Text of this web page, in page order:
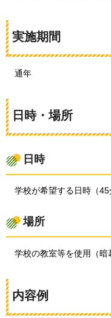
実施期間
通年
日時・場所
日時
学校が希望する日時（45
場所
学校の教室等を使用（暗
内容例